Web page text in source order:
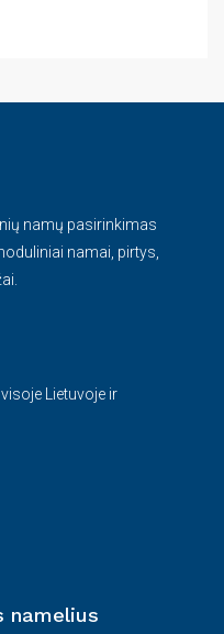
namų pasirinkimas
namai, pirtys,
Lietuvoje ir
namelius